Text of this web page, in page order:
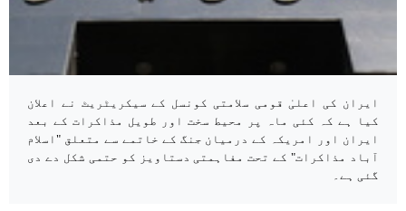
ایران کی اعلیٰ قومی سلامتی کونسل کے سیکریٹریٹ نے اعلان
کیا ہے کہ کئی ماہ پر محیط سخت اور طویل مذاکرات کے بعد
ایران اور امریکہ کے درمیان جنگ کے خاتمے سے متعلق "اسلام
آباد مذاکرات" کے تحت مفاہمتی دستاویز کو حتمی شکل دے دی
گئی ہے۔